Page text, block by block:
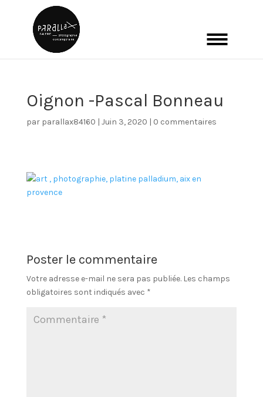
Oignon -Pascal Bonneau
par parallax84160 | Juin 3, 2020 | 0 commentaires
Poster le commentaire
Votre adresse e-mail ne sera pas publiée. Les champs
obligatoires sont indiqués avec *